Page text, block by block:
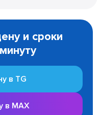
и сроки
в TG
в MAX